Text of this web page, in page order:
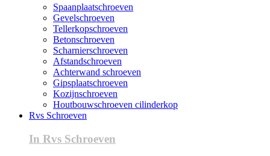
Spaanplaatschroeven
Gevelschroeven
Tellerkopschroeven
Betonschroeven
Scharnierschroeven
Afstandschroeven
Achterwand schroeven
Gipsplaatschroeven
Kozijnschroeven
Houtbouwschroeven cilinderkop
Rvs Schroeven
In Rvs Schroeven